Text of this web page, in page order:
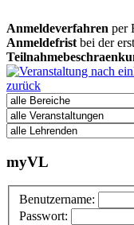
Anmeldeverfahren per
Anmeldefrist bei der
zurück
myVL
Benutzername:
Passwort: